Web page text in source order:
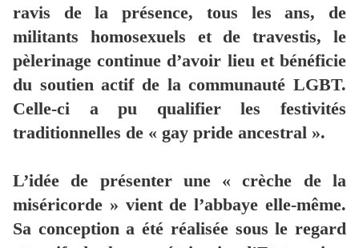
ravis de la présence, tous les ans, de
militants homosexuels et de travestis, le
pèlerinage continue d’avoir lieu et bénéficie
du soutien actif de la communauté LGBT.
Celle-ci a pu qualifier les festivités
traditionnelles de « gay pride ancestral ».
L’idée de présenter une « crèche de la
miséricorde » vient de l’abbaye elle-même.
Sa conception a été réalisée sous le regard